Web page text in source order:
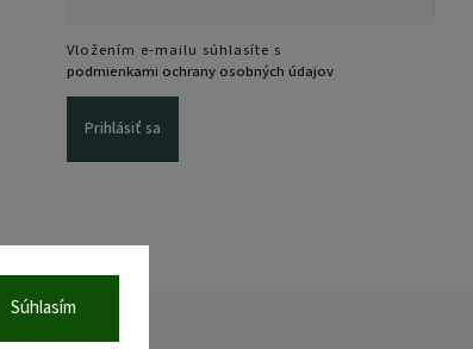
Súhlasím
Vložením e-mailu súhlasíte s
podmienkami ochrany osobných údajov
Prihlásiť sa